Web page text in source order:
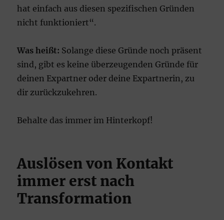
hat einfach aus diesen spezifischen Gründen
nicht funktioniert“.
Was heißt: Solange diese Gründe noch präsent
sind, gibt es keine überzeugenden Gründe für
deinen Expartner oder deine Expartnerin, zu
dir zurückzukehren.
Behalte das immer im Hinterkopf!
Auslösen von Kontakt
immer erst nach
Transformation